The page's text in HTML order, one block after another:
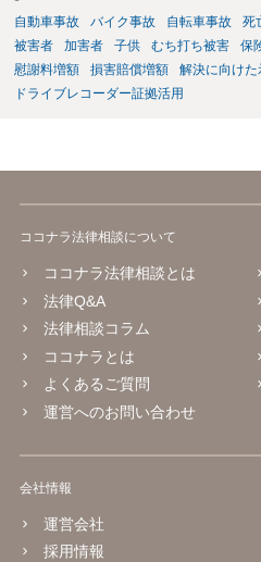
自動車事故 バイク事故 自転車事故 死
被害者
加害者 子供 むち打ち被害 保
慰謝料増額
損害賠償増額 解決に向けた
ドライブレコーダー証拠活用
ココナラ法律相談について
ココナラ法律相談とは
法律Q&A
法律相談コラム
ココナラとは
よくあるご質問
運営へのお問い合わせ
会社情報
運営会社
採用情報